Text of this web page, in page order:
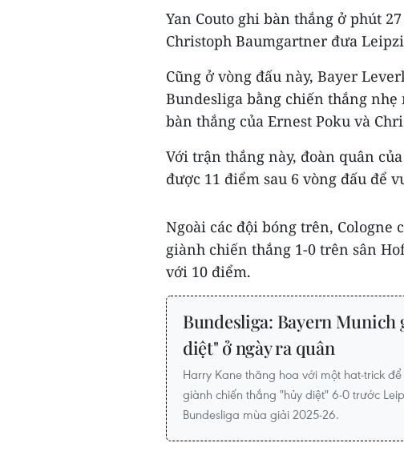
Yan Couto ghi bàn thắng ở phút
Christoph Baumgartner đưa
Cũng ở vòng đấu này, Bayer
Bundesliga bằng chiến thắng
bàn thắng của Ernest Poku và
Với trận thắng này, đoàn quân
được 11 điểm sau 6 vòng đấu để
Ngoài các đội bóng trên, Cologne
giành chiến thắng 1-0 trên sân
với 10 điểm.
Bundesliga: Bayern Munich
diệt" ở ngày ra quân
Harry Kane thăng hoa với một hat-trick
giành chiến thắng "hủy diệt" 6-0 trước
Bundesliga mùa giải 2025-26.